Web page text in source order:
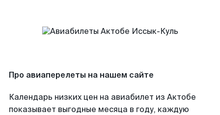
Про авиаперелеты на нашем сайте
Календарь низких цен на авиабилет из Актобе
показывает выгодные месяца в году, каждую